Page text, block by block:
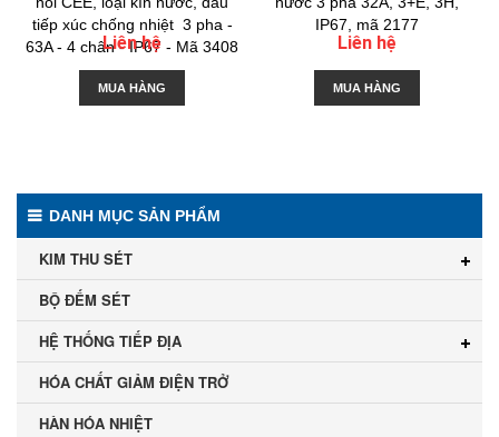
tiếp xúc chống nhiệt 3 pha -
63A - 4 chân - IP67 - Mã 3408
Liên hệ
MUA HÀNG
IP67, mã 2177
Liên hệ
MUA HÀNG
DANH MỤC SẢN PHẨM
KIM THU SÉT
BỘ ĐẾM SÉT
HỆ THỐNG TIẾP ĐỊA
HÓA CHẤT GIẢM ĐIỆN TRỞ
HÀN HÓA NHIỆT